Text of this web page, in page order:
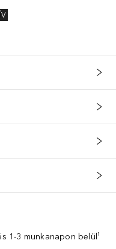
1-3 munkanapon belül¹